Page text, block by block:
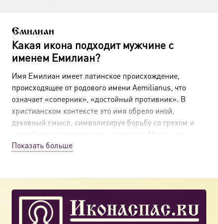
Емилиан
Какая икона подходит мужчине с
именем Емилиан?
Имя Емилиан имеет латинское происхождение,
происходящее от родового имени Aemilianus, что
означает «соперник», «достойный противник». В
христианском контексте это имя обрело иной,
духовный смысл, символизируя борьбу со грехом и
достойное противостояние силам зла. Мужчинам с
именем Емилиан покровительствуют святые, явившие
Как выбрать икону для Емилиана на крещение по
православным канонам
Православное имя, данное при Крещении — это не
просто красивый обряд, а обретение небесного
Показать больше